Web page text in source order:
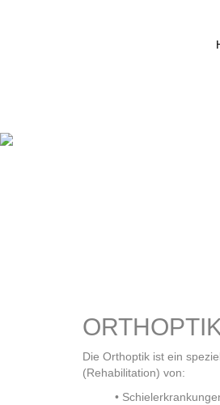
Die Orthoptik ist ein
(Rehabilitation) von:
•